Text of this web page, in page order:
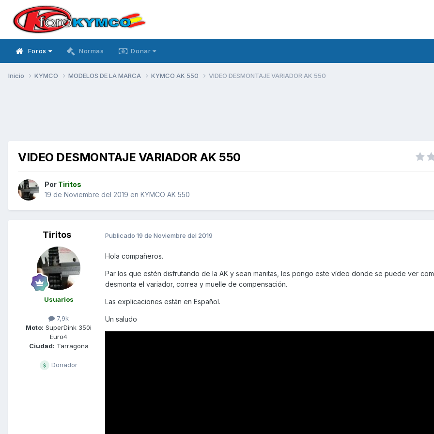
Foros Normas Donar
Inicio KYMCO MODELOS DE LA MARCA KYMCO AK 550 VIDEO DESMONTAJE VARIADOR AK 550
VIDEO DESMONTAJE VARIADOR AK 550
Por Tiritos
19 de Noviembre del 2019 en KYMCO AK 550
Tiritos
Usuarios
7,9k
Moto: SuperDink 350i
Euro4
Ciudad: Tarragona
Donador
Publicado 19 de Noviembre del 2019
Hola compañeros.
Par los que estén disfrutando de la AK y sean manitas, les pongo este vídeo donde se puede ver
desmonta el variador, correa y muelle de compensación.
Las explicaciones están en Español.
Un saludo